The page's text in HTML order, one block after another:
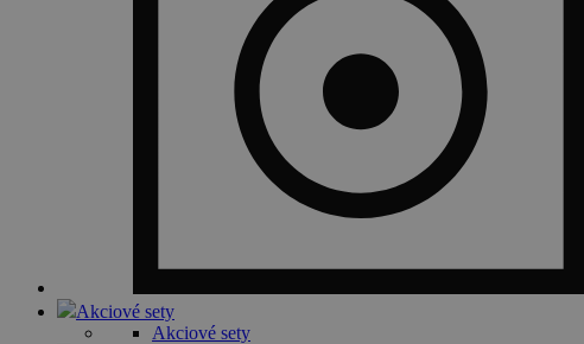
Akciové sety
Akciové sety